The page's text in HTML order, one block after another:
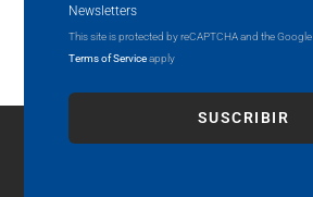
Newsletters
This site is protected by reCAPTCHA and the Google
Terms of Serviceapply
SUSCRIBIR